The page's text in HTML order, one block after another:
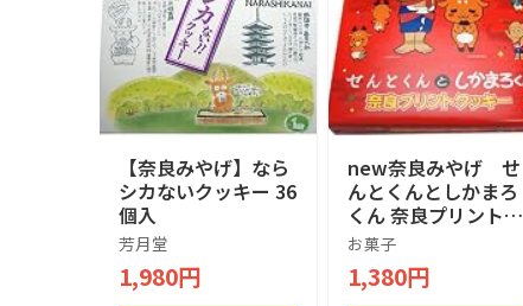
【奈良みやげ】なら
シカないクッキー 36
個入
芳月堂
1,980円
new奈良みやげ せ
んとくんとしかまろ
くん 奈良プリントク
ッキー(赤) 20枚入
お菓子
1,380円